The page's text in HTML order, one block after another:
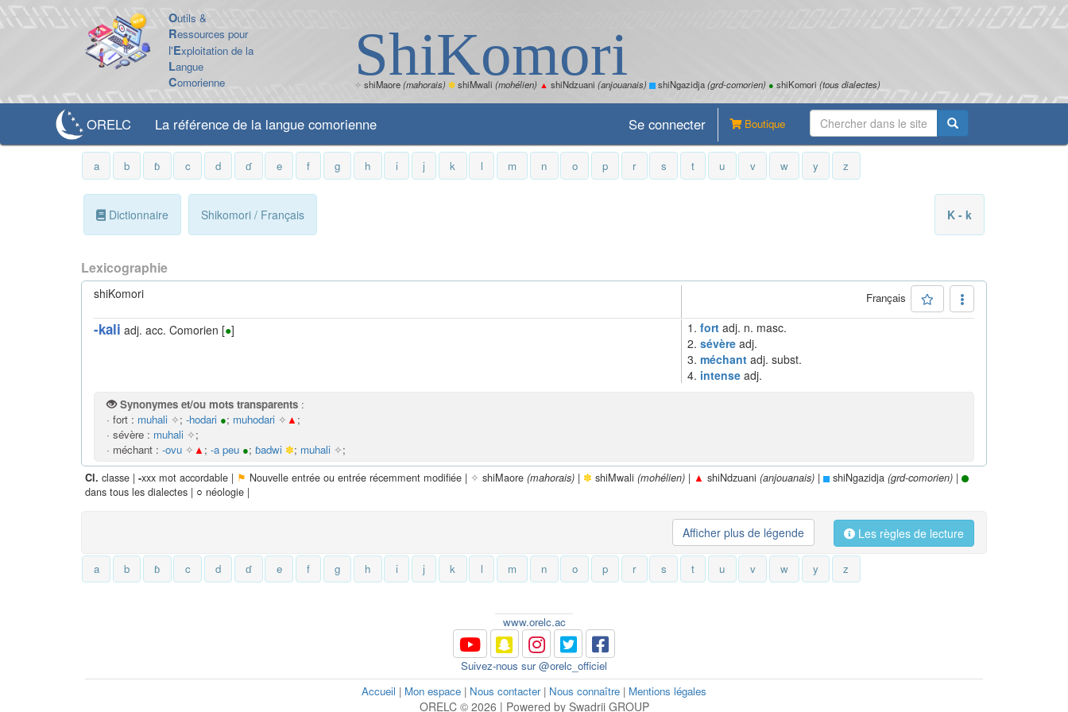
Outils &
Ressources pour
l'Exploitation de la
Langue
Comorienne ShiKomori
✧ shiMaore(mahorais) ✽shiMwali (mohélien) ▲ shiNdzuani (anjouanais) shiNgazidja(grd-comorien) ● shiKomori (tous dialectes)
ORELC La référence de la langue comorienne Boutique
Se connecter
a b ɓ c d ɗ e f g h i j k l m n o p r s t u v w y z
Dictionnaire Shikomori / Français K - k
Lexicographie
shiKomori Français
-kali adj. acc. Comorien [●] 1. fort adj. n. masc.
2. sévère adj.
3. méchant adj. subst.
4. intense adj.
Synonymes et/ou mots transparents :
· fort : muhali ✧; -hodari ●; muhodari ✧ ▲ ;
· sévère : muhali ✧;
· méchant : -ovu ✧ ▲ ; -a peu ●; ɓadwi ✽; muhali ✧;
Cl. classe | -xxx mot accordable | ⚑ Nouvelle entrée ou entrée récemment modifiée | ✧ shiMaore (mahorais) | ✽ shiMwali (mohélien) | ▲ shiNdzuani (anjouanais) | shiNgazidja (grd-comorien) |
dans tous les dialectes | ○ néologie |
Les règles de lecture
Afficher plus de légende
a b ɓ c d ɗ e f g h i j k l m n o p r s t u v w y z
www.orelc.ac
Suivez-nous sur @orelc_officiel
Accueil | Mon espace | Nous contacter| Nous connaître | Mentions légales
ORELC © 2026 | Powered by Swadrii GROUP